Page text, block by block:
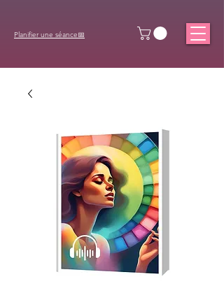
Planifier une séance📅